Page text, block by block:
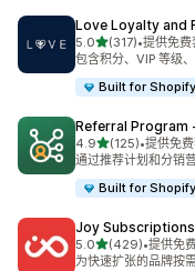
Love Loyalty and
5.0星（满分 5 星）
(317)
总共 317 条评论
•提供免费
包含积分、VIP 等级
Built for Shopify
Referral Program
4.9星（满分 5 星）
(125)
总共 125 条评论
•提供免
通过推荐计划和分销
Built for Shopify
Joy
5.0星（满分 5 星）
(429)
总共 429 条评论
•提供免
为快速扩张的品牌按